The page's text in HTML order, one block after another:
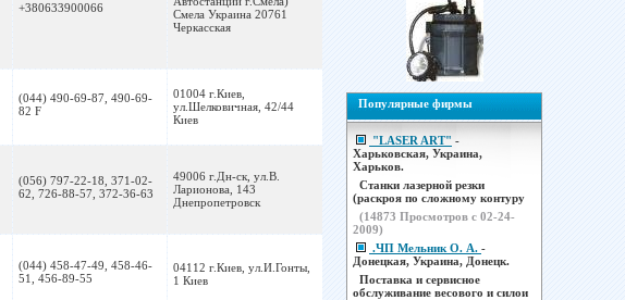
+380633900066
Смела Украина 20761
Черкасская
(044) 490-69-87, 490-69-
82 F
01004 г.Киев,
ул.Шелковичная, 42/44
Киев
(056) 797-22-18, 371-02-
62, 726-88-57, 372-36-63
49006 г.Дн-ск, ул.В.
Ларионова, 143
Днепропетровск
(044) 458-47-49, 458-46-
51, 456-89-55
04112 г.Киев, ул.И.Гонты,
1 Киев
Популярные фирмы
"LASER ART" -
Харьковская, Украина,
Харьков.
Станки лазерной резки
(раскроя по сложному контуру
(14873 Просмотров с 02-24-
2009)
.ЧП Мельник О. А. -
Донецкая, Украина, Донецк.
Поставка и сервисное
обслуживание весового и силои